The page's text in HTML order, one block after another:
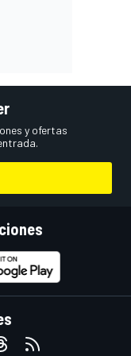
y ofertas